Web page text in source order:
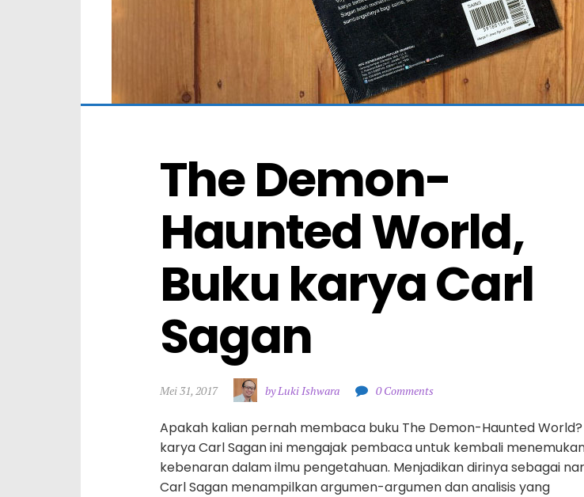
The Demon-
Haunted World,
Buku karya Carl
Sagan
Mei 31, 2017 by Luki Ishwara 0 Comments
Apakah kalian pernah membaca buku The Demon-Haunted World?
karya Carl Sagan ini mengajak pembaca untuk kembali
kebenaran dalam ilmu pengetahuan. Menjadikan dirinya sebagai
Carl Sagan menampilkan argumen-argumen dan analisis yang